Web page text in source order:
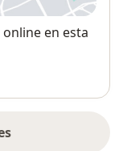
en esta